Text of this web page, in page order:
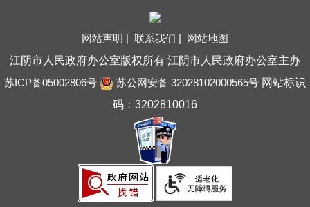
网站声明 | 联系我们 | 网站地图
江阴市人民政府办公室版权所有 江阴市人民政府办公室主办
苏ICP备05002806号
苏公网安备 32028102000565号网站标识
码：3202810016